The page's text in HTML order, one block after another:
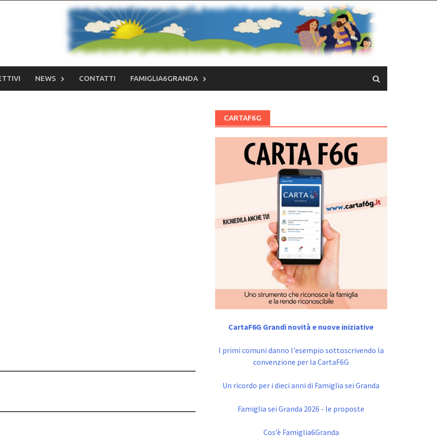
NEWS CONTATTI FAMIGLIA6GRANDA
CARTAF6G
CartaF6G Grandi novità e nuove iniziative
I primi comuni danno l'esempio sottoscrivendo la
convenzione per la CartaF6G
Un ricordo per i dieci anni di Famiglia sei Granda
Famiglia sei Granda 2026 - le proposte
Cos’è Famiglia6Granda